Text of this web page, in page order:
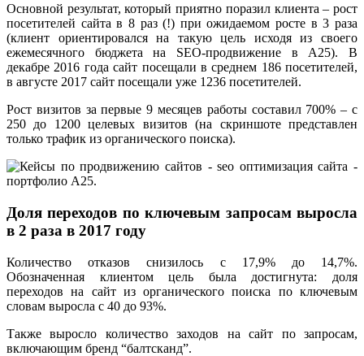
Основной результат, который приятно поразил клиента – рост
посетителей сайта в 8 раз (!) при ожидаемом росте в 3 раза
(клиент ориентировался на такую цель исходя из своего
ежемесячного бюджета на SEO-продвижение в А25). В
декабре 2016 года сайт посещали в среднем 186 посетителей,
в августе 2017 сайт посещали уже 1236 посетителей.
Рост визитов за первые 9 месяцев работы составил 700% – с
250 до 1200 целевых визитов (на скриншоте представлен
только трафик из органического поиска).
Доля переходов по ключевым запросам выросла
в 2 раза в 2017 году
Количество отказов снизилось с 17,9% до 14,7%.
Обозначенная клиентом цель была достигнута: доля
переходов на сайт из органического поиска по ключевым
словам выросла с 40 до 93%.
Также выросло количество заходов на сайт по запросам,
включающим бренд “балтсканд”.